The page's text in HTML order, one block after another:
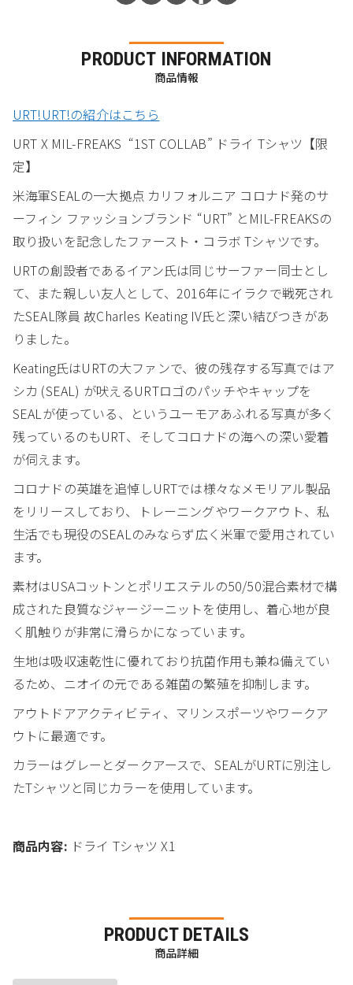
PRODUCT INFORMATION
商品情報
URT!URT!の紹介はこちら
URT X MIL-FREAKS “1ST COLLAB” ドライ Tシャツ【限
定】
米海軍SEALの一大拠点 カリフォルニア コロナド発のサ
ーフィン ファッションブランド “URT” とMIL-FREAKSの
取り扱いを記念したファースト・コラボ Tシャツです。
URTの創設者であるイアン氏は同じサーファー同士とし
て、また親しい友人として、2016年にイラクで戦死され
たSEAL隊員 故Charles Keating IV氏と深い結びつきがあ
りました。
Keating氏はURTの大ファンで、彼の残存する写真ではア
シカ (SEAL) が吠えるURTロゴのパッチやキャップを
SEALが使っている、というユーモアあふれる写真が多く
残っているのもURT、そしてコロナドの海への深い愛着
が伺えます。
コロナドの英雄を追悼しURTでは様々なメモリアル製品
をリリースしており、トレーニングやワークアウト、私
生活でも現役のSEALのみならず広く米軍で愛用されてい
ます。
素材はUSAコットンとポリエステルの50/50混合素材で構
成された良質なジャージーニットを使用し、着心地が良
く肌触りが非常に滑らかになっています。
生地は吸収速乾性に優れており抗菌作用も兼ね備えてい
るため、ニオイの元である雑菌の繁殖を抑制します。
アウトドアアクティビティ、マリンスポーツやワークア
ウトに最適です。
カラーはグレーとダークアースで、SEALがURTに別注し
たTシャツと同じカラーを使用しています。
商品内容: ドライ Tシャツ X1
PRODUCT DETAILS
商品詳細